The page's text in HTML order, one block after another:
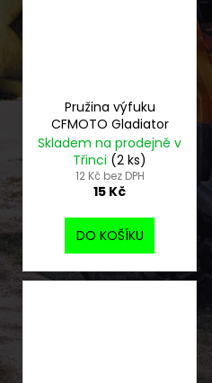
Pružina výfuku
CFMOTO Gladiator
Skladem na prodejně v
Třinci (2 ks)
12 Kč bez DPH
15 Kč
DO KOŠÍKU